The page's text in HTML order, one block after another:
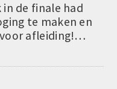
in de finale had
te maken en
afleiding!…